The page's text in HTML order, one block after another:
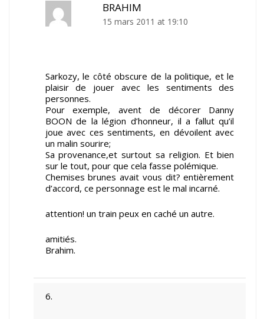
BRAHIM
15 mars 2011 at 19:10
Sarkozy, le côté obscure de la politique, et le
plaisir de jouer avec les sentiments des
personnes.
Pour exemple, avent de décorer Danny
BOON de la légion d’honneur, il a fallut qu’il
joue avec ces sentiments, en dévoilent avec
un malin sourire;
Sa provenance,et surtout sa religion. Et bien
sur le tout, pour que cela fasse polémique.
Chemises brunes avait vous dit? entièrement
d’accord, ce personnage est le mal incarné.
attention! un train peux en caché un autre.
amitiés.
Brahim.